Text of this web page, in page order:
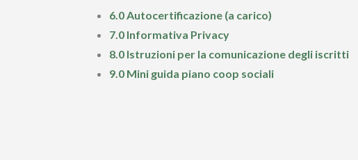
6.0 Autocertificazione (a carico)
7.0 Informativa Privacy
8.0 Istruzioni per la comunicazione degli iscritti
9.0 Mini guida piano coop sociali